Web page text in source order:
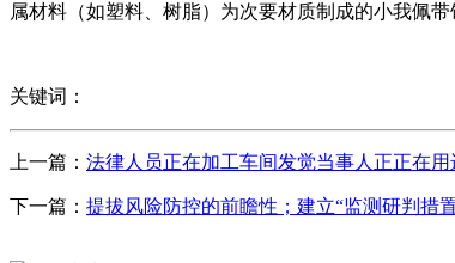
属材料（如塑料、树脂）为次要材质制成的小我佩
关键词：
上一篇： 法律人员正在加工车间发觉当事人正正在用
下一篇： 提拔风险防控的前瞻性；建立“监测研判措